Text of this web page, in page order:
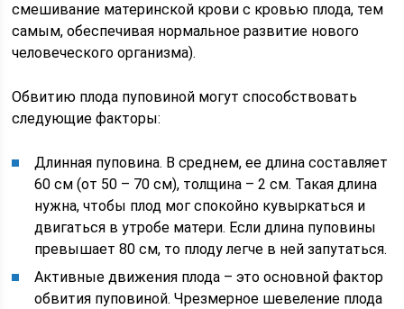
смешивание материнской крови с кровью плода, тем
самым, обеспечивая нормальное развитие нового
человеческого организма).
Обвитию плода пуповиной могут способствовать
следующие факторы:
Длинная пуповина. В среднем, ее длина составляет
60 см (от 50 – 70 см), толщина – 2 см. Такая длина
нужна, чтобы плод мог спокойно кувыркаться и
двигаться в утробе матери. Если длина пуповины
превышает 80 см, то плоду легче в ней запутаться.
Активные движения плода – это основной фактор
обвития пуповиной. Чрезмерное шевеление плода